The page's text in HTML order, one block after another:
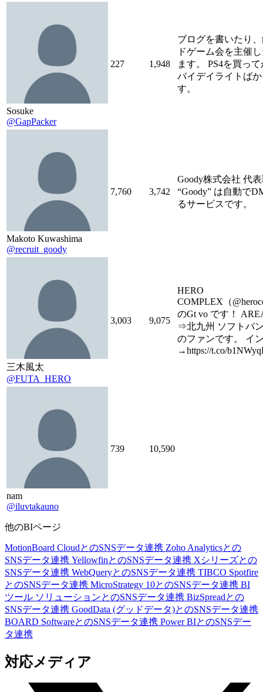
Sosuke
@GapPacker
227 1,948
ブログを書いたり
ドゲーム会を主催
ます。 PS4を買っ
バイデイライトば
す。
Makoto Kuwashima
@recruit_goody
7,760 3,742
Goody株式会社 代
“Goody” は自動で
るサービスです。
三木風太
@FUTA_HERO
3,003 9,075
HERO
COMPLEX（
のGt vo です！
⇒北九州 ソフトバ
のファンです。 イ
→https://t.co/
nam
@iluvtakauno
739 10,590
他のBIページ
MotionBoard CloudとのSNSデータ連携 Zoho Analyticsとの
SNSデータ連携 YellowfinとのSNSデータ連携 Xシリーズとの
SNSデータ連携 WebQueryとのSNSデータ連携 TIBCO Spotfire
とのSNSデータ連携 MicroStrategy 10とのSNSデータ連携 BI
ツール ソリューションとのSNSデータ連携 BizSpreadとの
SNSデータ連携 GoodData (グッドデータ)とのSNSデータ連携
BOARD SoftwareとのSNSデータ連携 Power BIとのSNSデー
タ連携
対応メディア